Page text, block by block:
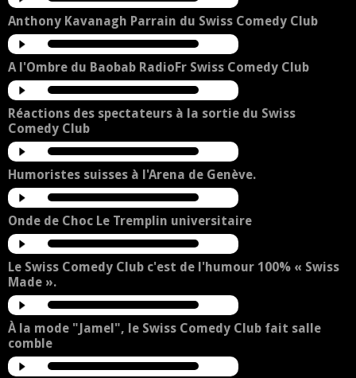
Anthony Kavanagh Parrain du Swiss Comedy Club
A l'Ombre du Baobab RadioFr Swiss Comedy Club
Réactions des spectateurs à la sortie du Swiss
Comedy Club
Humoristes suisses à l'Arena de Genève.
Onde de Choc Le Tremplin universitaire
Le Swiss Comedy Club c'est de l'humour 100% « Swiss
Made ».
À la mode "Jamel", le Swiss Comedy Club fait salle
comble